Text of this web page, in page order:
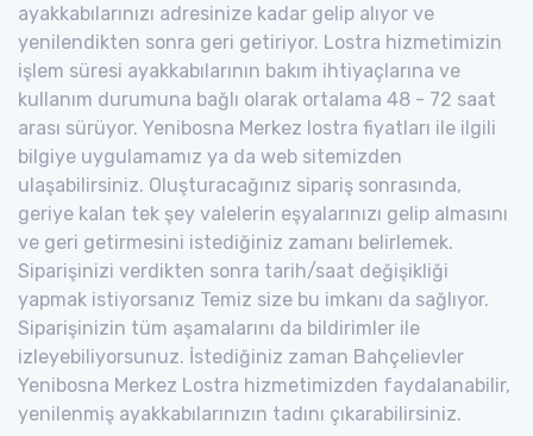
ayakkabılarınızı adresinize kadar gelip alıyor ve
yenilendikten sonra geri getiriyor. Lostra hizmetimizin
işlem süresi ayakkabılarının bakım ihtiyaçlarına ve
kullanım durumuna bağlı olarak ortalama 48 - 72 saat
arası sürüyor. Yenibosna Merkez lostra fiyatları ile ilgili
bilgiye uygulamamız ya da web sitemizden
ulaşabilirsiniz. Oluşturacağınız sipariş sonrasında,
geriye kalan tek şey valelerin eşyalarınızı gelip almasını
ve geri getirmesini istediğiniz zamanı belirlemek.
Siparişinizi verdikten sonra tarih/saat değişikliği
yapmak istiyorsanız Temiz size bu imkanı da sağlıyor.
Siparişinizin tüm aşamalarını da bildirimler ile
izleyebiliyorsunuz. İstediğiniz zaman Bahçelievler
Yenibosna Merkez Lostra hizmetimizden faydalanabilir,
yenilenmiş ayakkabılarınızın tadını çıkarabilirsiniz.